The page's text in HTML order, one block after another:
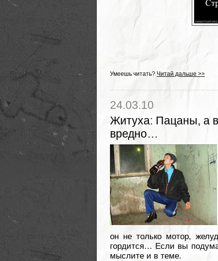
Умеешь читать? Читай дальше >>
24.03.10
Житуха: Пацаны, а
вредно…
он не только мотор,
гордится… Если вы
мыслите и в теме.